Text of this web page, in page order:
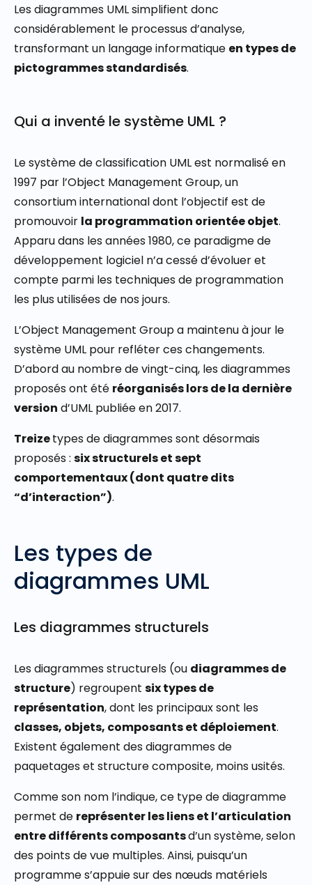
Les diagrammes UML simplifient donc
considérablement le processus d’analyse,
transformant un langage informatique en types de
pictogrammes standardisés.
Qui a inventé le système UML ?
Le système de classification UML est normalisé en
1997 par l’Object Management Group, un
consortium international dont l’objectif est de
promouvoir la programmation orientée objet.
Apparu dans les années 1980, ce paradigme de
développement logiciel n’a cessé d’évoluer et
compte parmi les techniques de programmation
les plus utilisées de nos jours.
L’Object Management Group a maintenu à jour le
système UML pour refléter ces changements.
D’abord au nombre de vingt-cinq, les diagrammes
proposés ont été réorganisés lors de la dernière
version d’UML publiée en 2017.
Treizetypes de diagrammes sont désormais
proposés : six structurels et sept
comportementaux (dont quatre dits
“d’interaction”).
Les types de
diagrammes UML
Les diagrammes structurels
Les diagrammes structurels (ou diagrammes de
structure) regroupent six types de
représentation, dont les principaux sont les
classes, objets, composants et déploiement.
Existent également des diagrammes de
paquetages et structure composite, moins usités.
Comme son nom l’indique, ce type de diagramme
permet de représenter les liens et l’articulation
entre différents composantsd’un système, selon
des points de vue multiples. Ainsi, puisqu’un
programme s’appuie sur des nœuds matériels